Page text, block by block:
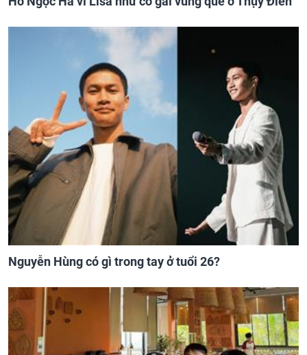
Nguyễn Hùng có gì trong tay ở tuổi 26?